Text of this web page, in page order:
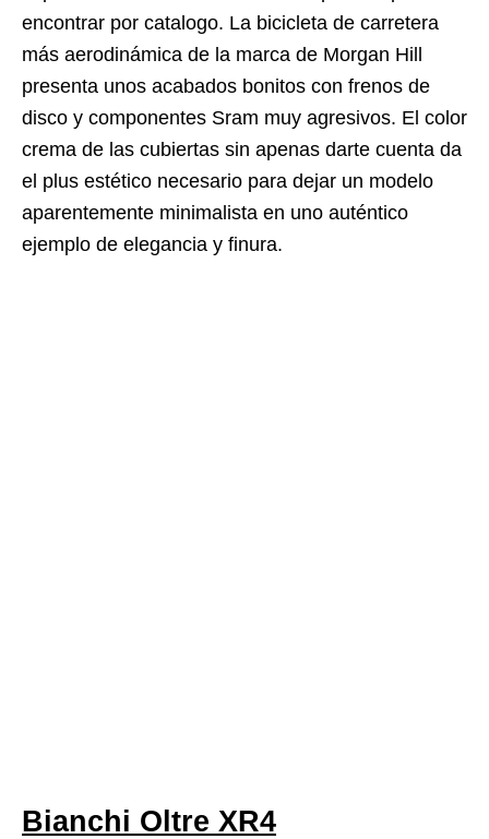
encontrar por catalogo. La bicicleta de carretera
más aerodinámica de la marca de Morgan Hill
presenta unos acabados bonitos con frenos de
disco y componentes Sram muy agresivos. El color
crema de las cubiertas sin apenas darte cuenta da
el plus estético necesario para dejar un modelo
aparentemente minimalista en uno auténtico
ejemplo de elegancia y finura.
Bianchi Oltre XR4